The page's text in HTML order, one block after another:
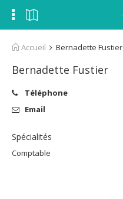
Accueil Bernadette Fustier
Bernadette Fustier
Téléphone
Email
Spécialités
Comptable